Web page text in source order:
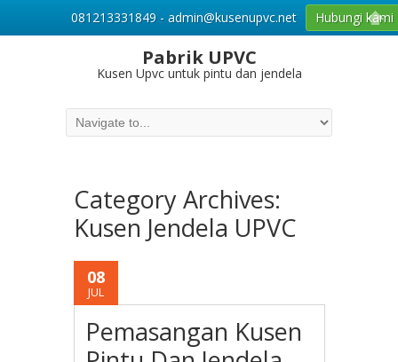
Pabrik UPVC
Kusen Upvc untuk pintu dan jendela
Category Archives:
Kusen Jendela UPVC
08
JUL
Pemasangan Kusen
081213331849 - admin@kusenupvc.net Hubungi kami